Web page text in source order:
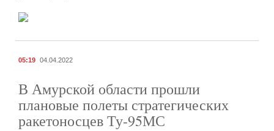
05:19 04.04.2022
В Амурской области прошли
плановые полеты стратегических
ракетоносцев Ту-95МС